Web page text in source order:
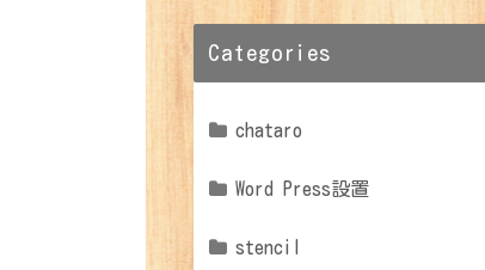
Categories
chataro
Word Press設置
stencil